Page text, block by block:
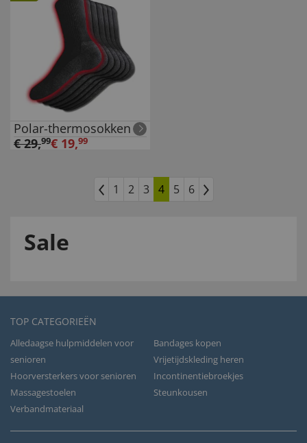
Polar-thermosokken
€29,99€ 19,99
1 2 3 4 5 6
Sale
TOP CATEGORIEËN
Alledaagse hulpmiddelen voor
senioren
Bandages kopen
Vrijetijdskleding heren
Hoorversterkers voor senioren
Incontinentiebroekjes
Massagestoelen
Steunkousen
Verbandmateriaal